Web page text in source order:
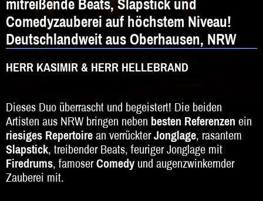
DJ
Hochzeitsband
Jazz & Swing
Latin & Salsa
Oktoberfestband
Rockband
Schlagerband
mitreißende Beats, Slapstick und
Comedyzauberei auf höchstem Niveau!
Deutschlandweit aus Oberhausen, NRW
HERR KASIMIR & HERR HELLEBRAND
Dieses Duo überrascht und begeistert! Die beiden
Artisten aus NRW bringen neben besten Referenzen ein
riesiges Repertoirean verrückterJonglage, rasantem
Slapstick, treibender Beats, feuriger Jonglage mit
Firedrums, famoserComedy und augenzwinkernder
Zauberei mit.